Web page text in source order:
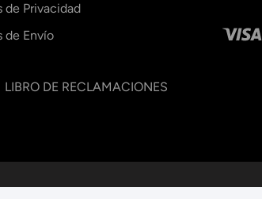
de Privacidad
de Envío
LIBRO DE RECLAMACIONES